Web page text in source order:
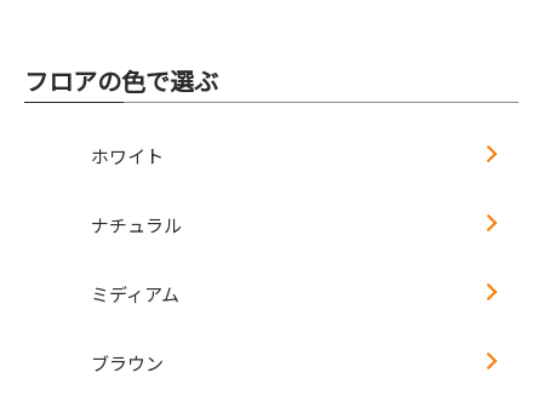
フロアの色で選ぶ
ホワイト
ナチュラル
ミディアム
ブラウン